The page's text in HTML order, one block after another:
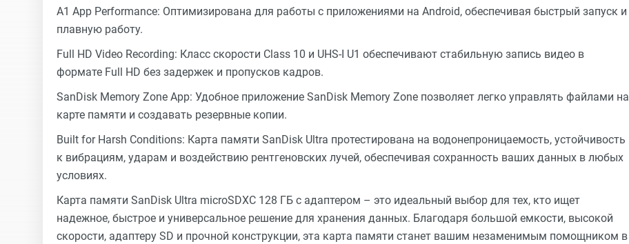
A1 App Performance: Оптимизирована для работы с приложениями на Android, обеспечивая быстрый запуск и
плавную работу.
Full HD Video Recording: Класс скорости Class 10 и UHS-I U1 обеспечивают стабильную запись видео в
формате Full HD без задержек и пропусков кадров.
SanDisk Memory Zone App: Удобное приложение SanDisk Memory Zone позволяет легко управлять файлами на
карте памяти и создавать резервные копии.
Built for Harsh Conditions: Карта памяти SanDisk Ultra протестирована на водонепроницаемость, устойчивость
к вибрациям, ударам и воздействию рентгеновских лучей, обеспечивая сохранность ваших данных в любых
условиях.
Карта памяти SanDisk Ultra microSDXC 128 ГБ с адаптером – это идеальный выбор для тех, кто ищет
надежное, быстрое и универсальное решение для хранения данных. Благодаря большой емкости, высокой
скорости, адаптеру SD и прочной конструкции, эта карта памяти станет вашим незаменимым помощником в